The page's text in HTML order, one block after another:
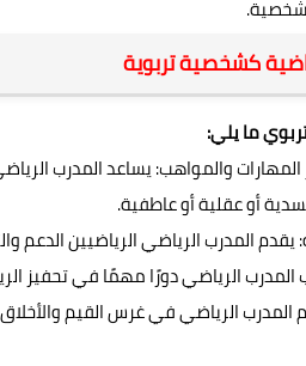
كشخصية تربوية
ما يلي:
والمواهب: يساعد المدرب
أو عقلية أو عاطفية.
يقدم المدرب الرياضي الرياضيين الدعم
المدرب الرياضي دورًا مهمًا في
المدرب الرياضي في غرس القيم